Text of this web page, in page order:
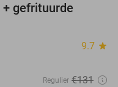
+ gefrituurde
9.7 star
Regulier €131